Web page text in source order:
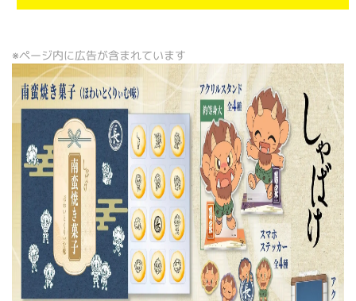
※ページ内に広告が含まれています